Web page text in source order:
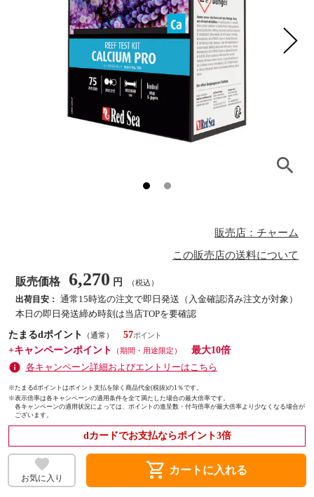
販売店：チャーム
この販売店の送料について
販売価格 6,270 円 （税込）
出荷目安： 通常15時迄の注文で即日発送（入金確認済み注文が対象）
本日の即日発送締め時刻は当店TOPを要確認
たまるdポイント
（通常）
57
+キャンペーンポイント
（期間・用途限定）
最大10倍
各キャンペーン詳細およびエントリーはこちら
※たまるdポイントはポイント支払を除く商品代金(税抜)の1％です。
※表示倍率は各キャンペーンの適用条件を全て満たした場合の最大倍率です。
各キャンペーンの適用状況によっては、ポイントの進呈数・付与倍率が最大倍率より少なくなる場合が
ございます。
dカードでお支払ならポイント3倍
お気に入り shopping_cart カートに入れる